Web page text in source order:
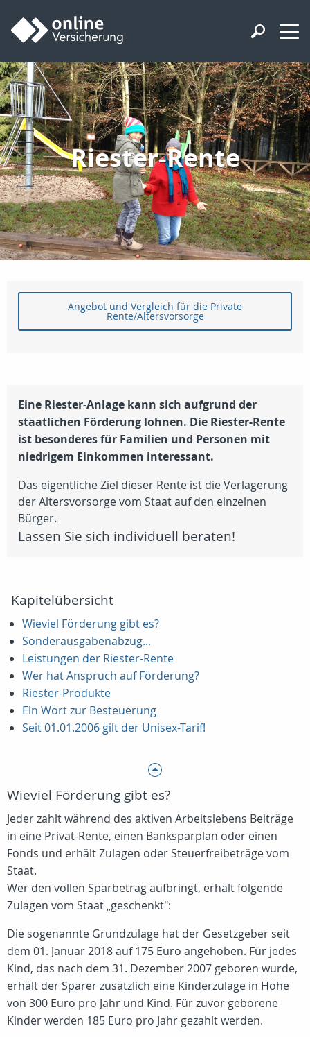
Riester-Rente
Angebot und Vergleich für die Private
Rente/Altersvorsorge
Eine Riester-Anlage kann sich aufgrund der
staatlichen Förderung lohnen. Die Riester-Rente
ist besonderes für Familien und Personen mit
niedrigem Einkommen interessant.
Das eigentliche Ziel dieser Rente ist die Verlagerung
der Altersvorsorge vom Staat auf den einzelnen
Bürger.
Lassen Sie sich individuell beraten!
Kapitelübersicht
Wieviel Förderung gibt es?
Sonderausgabenabzug...
Leistungen der Riester-Rente
Wer hat Anspruch auf Förderung?
Riester-Produkte
Ein Wort zur Besteuerung
Seit 01.01.2006 gilt der Unisex-Tarif!
Wieviel Förderung gibt es?
Jeder zahlt während des aktiven Arbeitslebens Beiträge
in eine Privat-Rente, einen Banksparplan oder einen
Fonds und erhält Zulagen oder Steuerfreibeträge vom
Staat.
Wer den vollen Sparbetrag aufbringt, erhält folgende
Zulagen vom Staat „geschenkt":
Die sogenannte Grundzulage hat der Gesetzgeber seit
dem 01. Januar 2018 auf 175 Euro angehoben. Für jedes
Kind, das nach dem 31. Dezember 2007 geboren wurde,
erhält der Sparer zusätzlich eine Kinderzulage in Höhe
von 300 Euro pro Jahr und Kind. Für zuvor geborene
Kinder werden 185 Euro pro Jahr gezahlt werden.